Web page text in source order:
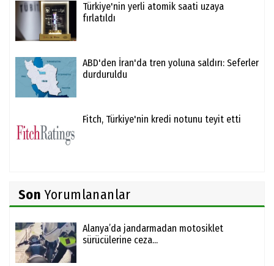
Türkiye'nin yerli atomik saati uzaya
fırlatıldı
ABD'den İran'da tren yoluna saldırı: Seferler
durduruldu
Fitch, Türkiye'nin kredi notunu teyit etti
Son Yorumlananlar
Alanya’da jandarmadan motosiklet
sürücülerine ceza...